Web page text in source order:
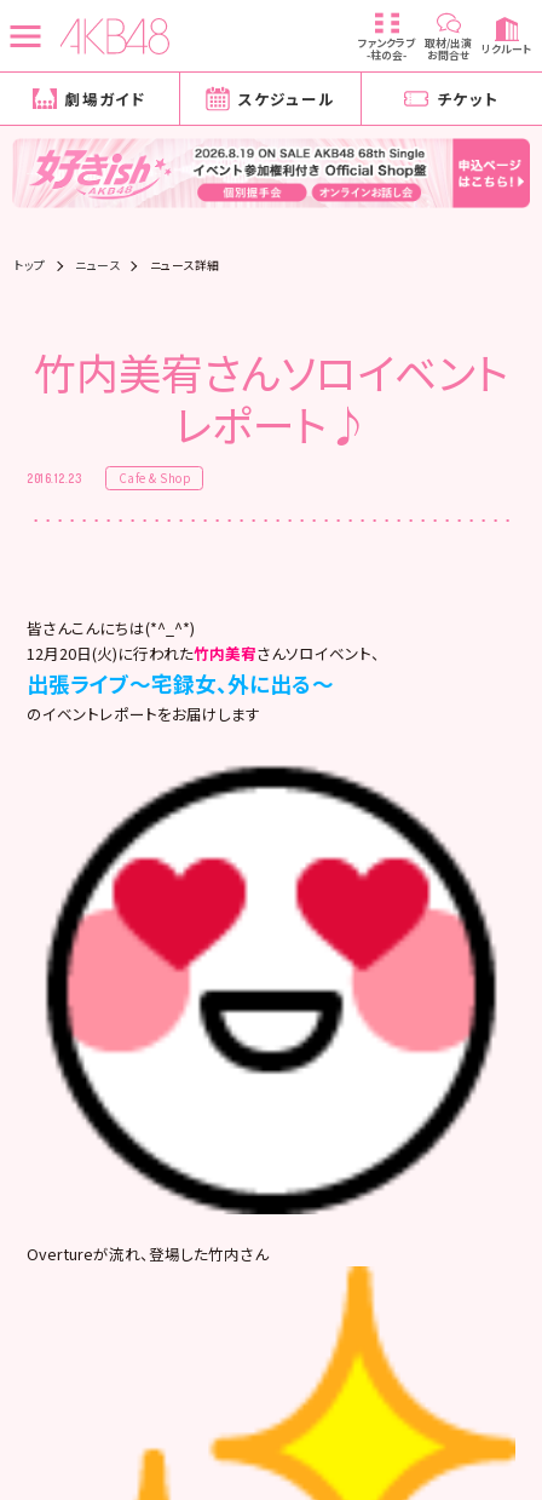
ファンクラブ
-柱の会-
取材/出演
お問合せ リクルート
劇場ガイド スケジュール チケット
トップ ニュース ニュース詳細
竹内美宥さんソロイベント
レポート♪
2016.12.23 Cafe & Shop
皆さんこんにちは(*^_^*)
12月20日(火)に行われた竹内美宥さんソロイベント、
出張ライブ～宅録女、外に出る～
のイベントレポートをお届けします
Overtureが流れ、登場した竹内さん